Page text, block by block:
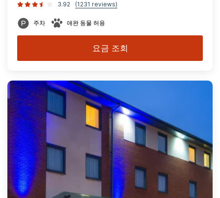
3.92
(1231 reviews)
주차 애완 동물 허용
요금 조회